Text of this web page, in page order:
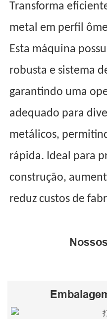
Transforma
metal em perfil
Esta máquina
robusta e sistema
garantindo uma
adequado para
metálicos,
rápida. Ideal para
construção,
reduz custos de